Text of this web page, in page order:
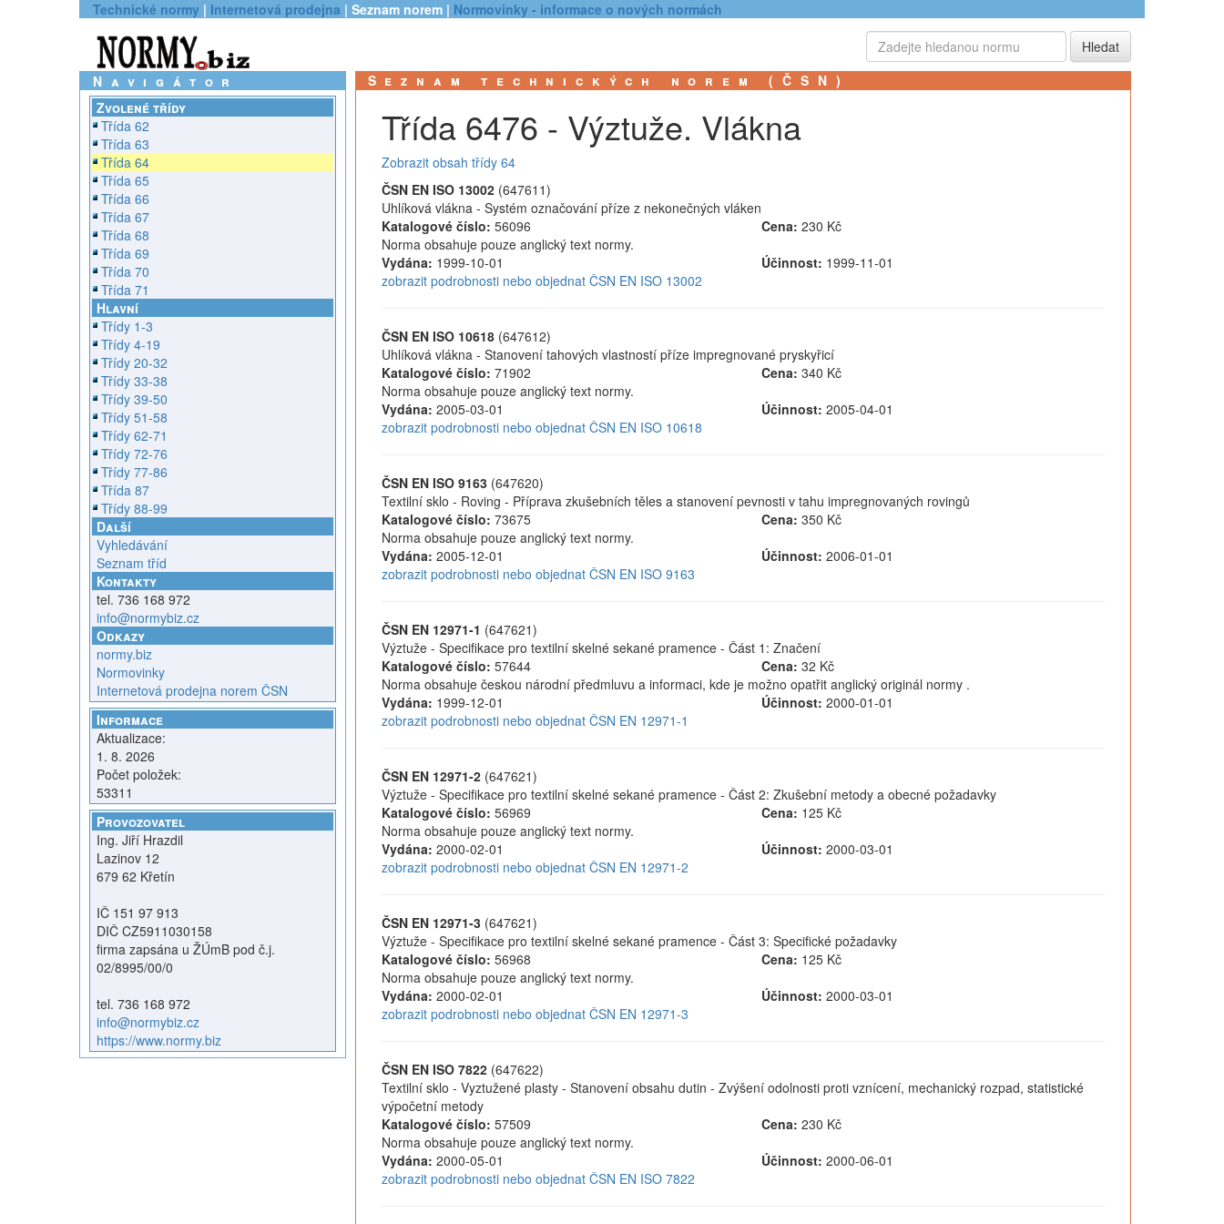
Technické normy | Internetová prodejna | Seznam norem | Normovinky - informace o nových normách
Navigátor
Zvolené třídy
Třída 62
Třída 63
Třída 64
Třída 65
Třída 66
Třída 67
Třída 68
Třída 69
Třída 70
Třída 71
Hlavní
Třídy 1-3
Třídy 4-19
Třídy 20-32
Třídy 33-38
Třídy 39-50
Třídy 51-58
Třídy 62-71
Třídy 72-76
Třídy 77-86
Třída 87
Třídy 88-99
Další
Vyhledávání
Seznam tříd
Kontakty
tel. 736 168 972
info@normybiz.cz
Odkazy
normy.biz
Normovinky
Internetová prodejna norem ČSN
Informace
Aktualizace:
1. 8. 2026
Počet položek:
53311
Provozovatel
Ing. Jiří Hrazdil
Lazinov 12
679 62 Křetín
IČ 151 97 913
DIČ CZ5911030158
firma zapsána u ŽÚmB pod č.j.
02/8995/00/0
tel. 736 168 972
info@normybiz.cz
https://www.normy.biz
Seznam technických norem (ČSN)
Třída 6476 - Výztuže. Vlákna
Zobrazit obsah třídy 64
ČSN EN ISO 13002(647611)
Uhlíková vlákna - Systém označování příze z nekonečných vláken
Katalogové číslo: 56096 Cena: 230 Kč
Norma obsahuje pouze anglický text normy.
Vydána: 1999-10-01 Účinnost: 1999-11-01
zobrazit podrobnosti nebo objednat ČSN EN ISO 13002
ČSN EN ISO 10618(647612)
Uhlíková vlákna - Stanovení tahových vlastností příze impregnované pryskyřicí
Katalogové číslo: 71902 Cena: 340 Kč
Norma obsahuje pouze anglický text normy.
Vydána: 2005-03-01 Účinnost: 2005-04-01
zobrazit podrobnosti nebo objednat ČSN EN ISO 10618
ČSN EN ISO 9163(647620)
Textilní sklo - Roving - Příprava zkušebních těles a stanovení pevnosti v tahu impregnovaných rovingů
Katalogové číslo: 73675 Cena: 350 Kč
Norma obsahuje pouze anglický text normy.
Vydána: 2005-12-01 Účinnost: 2006-01-01
zobrazit podrobnosti nebo objednat ČSN EN ISO 9163
ČSN EN 12971-1 (647621)
Výztuže - Specifikace pro textilní skelné sekané pramence - Část 1: Značení
Katalogové číslo: 57644 Cena: 32 Kč
Norma obsahuje českou národní předmluvu a informaci, kde je možno opatřit anglický originál normy .
Vydána: 1999-12-01 Účinnost: 2000-01-01
zobrazit podrobnosti nebo objednat ČSN EN 12971-1
ČSN EN 12971-2(647621)
Výztuže - Specifikace pro textilní skelné sekané pramence - Část 2: Zkušební metody a obecné požadavky
Katalogové číslo: 56969 Cena: 125 Kč
Norma obsahuje pouze anglický text normy.
Vydána: 2000-02-01 Účinnost: 2000-03-01
zobrazit podrobnosti nebo objednat ČSN EN 12971-2
ČSN EN 12971-3(647621)
Výztuže - Specifikace pro textilní skelné sekané pramence - Část 3: Specifické požadavky
Katalogové číslo: 56968 Cena: 125 Kč
Norma obsahuje pouze anglický text normy.
Vydána: 2000-02-01 Účinnost: 2000-03-01
zobrazit podrobnosti nebo objednat ČSN EN 12971-3
ČSN EN ISO 7822(647622)
Textilní sklo - Vyztužené plasty - Stanovení obsahu dutin - Zvýšení odolnosti proti vznícení, mechanický rozpad, statistické
výpočetní metody
Katalogové číslo: 57509 Cena: 230 Kč
Norma obsahuje pouze anglický text normy.
Vydána: 2000-05-01 Účinnost: 2000-06-01
zobrazit podrobnosti nebo objednat ČSN EN ISO 7822